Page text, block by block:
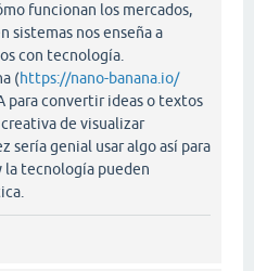
funcionan los mercados,
sistemas nos enseña a
con tecnología.
(https://nano-banana.io/
para convertir ideas o textos
de visualizar
sería genial usar algo así para
la tecnología pueden